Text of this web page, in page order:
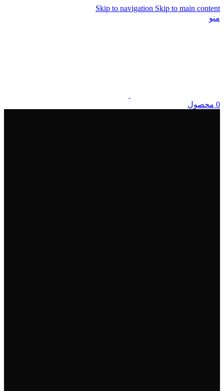
Skip to navigation Skip to main content
منو
0 محصول